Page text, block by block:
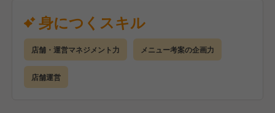
お任せします。
チーム全体のボトムアップを図り、活気ある厨房を築
いてください。
★アジアンフュージョン料理の提供・開発
アジア各国のエッセンスを取り入れた新業態のメニュ
身につくスキル
店舗・運営マネジメント力 メニュー考案の企画力
店舗運営